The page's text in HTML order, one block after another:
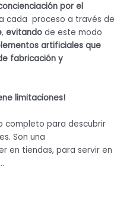
por el
cada proceso a través de
, evitando de este modo
artificiales que
fabricación y
limitaciones!
completo para descubrir
Son una
en tiendas, para servir en